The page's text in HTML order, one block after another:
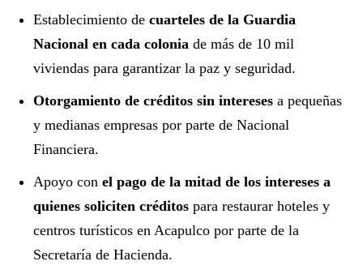
Establecimiento de cuarteles de la Guardia
Nacional en cada colonia de más de 10 mil
viviendas para garantizar la paz y seguridad.
Otorgamiento de créditos sin intereses a pequeñas
y medianas empresas por parte de Nacional
Financiera.
Apoyo con el pago de la mitad de los intereses a
quienes soliciten créditos para restaurar hoteles y
centros turísticos en Acapulco por parte de la
Secretaría de Hacienda.